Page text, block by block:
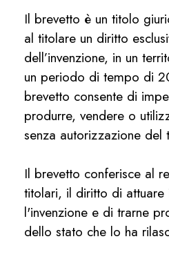
Il brevetto è un titolo
al titolare un diritto
dell’invenzione, in un
un periodo di tempo di
brevetto consente di
produrre, vendere o
senza autorizzazione del
Il brevetto conferisce al
titolari, il diritto di attuare
l'invenzione e di trarne
dello stato che lo ha